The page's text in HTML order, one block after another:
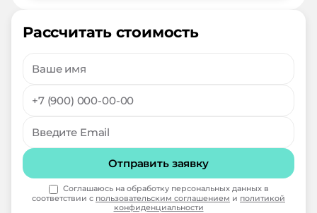
Рассчитать стоимость
Отправить заявку
Соглашаюсь на обработку персональных данных в
соответствии с пользовательским соглашением и политикой
конфиденциальности